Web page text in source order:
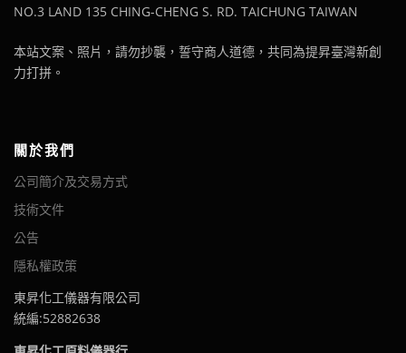
NO.3 LAND 135 CHING-CHENG S. RD. TAICHUNG TAIWAN
本站文案、照片，請勿抄襲，誓守商人道德，共同為提昇臺灣新創
力打拼。
關於我們
公司簡介及交易方式
技術文件
公告
隱私權政策
東昇化工儀器有限公司
統編:52882638